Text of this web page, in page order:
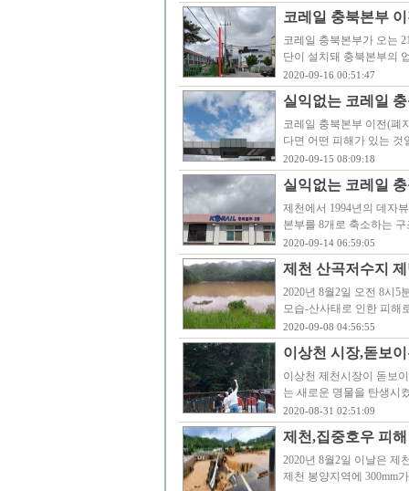
코레일 충북본부
코레일 충북본부가 오는
단이 설치돼 충북본부의
2020-09-16 00:51:47
실익없는 코레일
코레일 충북본부 이전(폐
다면 어떤 피해가 있는
2020-09-15 08:09:18
실익없는 코레일
제천에서 1994년의 데자
본부를 8개로 축소하는
2020-09-14 06:59:05
제천 산곡저수지
2020년 8월2일 오전 8시5
모습-산사태로 인한 피해
2020-09-08 04:56:55
이상천 시장,돋보
이상천 제천시장이 돋보
는 새로운 명물을 탄생시
2020-08-31 02:51:09
제천,집중호우 피
2020년 8월2일 이날은 제
제천 봉양지역에 300mm